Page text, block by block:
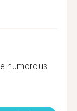
humorous